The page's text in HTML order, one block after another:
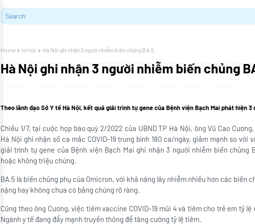
Home tin tức Hà Nội ghi nhận 3 người nhiễm biến chủng BA.5
Hà Nội ghi nhận 3 người nhiễm biến chủng
Theo lãnh đạo Sở Y tế Hà Nội, kết quả giải trình tự gene của Bệnh viện Bạch Mai phát hiện
Chiều 1/7, tại cuộc họp báo quý 2/2022 của UBND TP Hà Nội, ông Vũ Cao
Hà Nội ghi nhận số ca mắc COVID-19 trung bình 180 ca/ngày, giảm mạnh so với
giải trình tự gene của Bệnh viện Bạch Mai ghi nhận 3 người nhiễm biến chủng
hoặc không triệu chứng.
BA.5 là biến chủng phụ của Omicron, với khả năng lây nhiễm nhiều hơn các biến
nặng hay không chưa có bằng chứng rõ ràng.
Cũng theo ông Cương, việc tiêm vaccine COVID-19 mũi 4 và tiêm cho trẻ em tỷ
Ngành y tế đang đẩy mạnh truyền thông để tăng cường tỷ lệ tiêm.